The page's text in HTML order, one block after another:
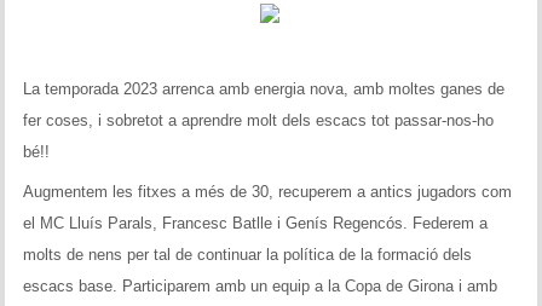
Historial del torneig Montgrí
Historial del torneig de Nadal
Historial del torneig social
Torneig Llampec
La temporada 2023 arrenca amb energia nova, amb moltes ganes de
fer coses, i sobretot a aprendre molt dels escacs tot passar-nos-ho
bé!!
Augmentem les fitxes a més de 30, recuperem a antics jugadors com
el MC Lluís Parals, Francesc Batlle i Genís Regencós. Federem a
molts de nens per tal de continuar la política de la formació dels
escacs base. Participarem amb un equip a la Copa de Girona i amb